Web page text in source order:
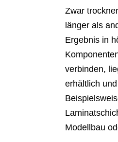
Zwar
länger als
Ergebnis in
verbinden,
erhältlich
Modellbau